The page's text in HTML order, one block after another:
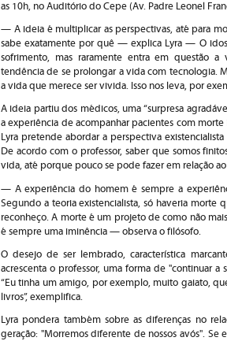
as 10h, no Auditório do Cepe (Av. Padre Leonel
— A ideia é multiplicar as perspectivas, até para
sabe exatamente por quê — explica Lyra — O
sofrimento, mas raramente entra em questão
tendência de se prolongar a vida com tecnologia.
a vida que merece ser vivida. Isso nos leva, por
A ideia partiu dos médicos, uma “surpresa
a experiência de acompanhar pacientes com
Lyra pretende abordar a perspectiva
De acordo com o professor, saber que somos
vida, até porque pouco se pode fazer em relação
— A experiência do homem é sempre a
Segundo a teoria existencialista, só haveria morte
reconheço. A morte é um projeto de como não
é sempre uma iminência — observa o filósofo.
O desejo de ser lembrado, característica
acrescenta o professor, uma forma de "continuar
“Eu tinha um amigo, por exemplo, muito gaiato,
livros”, exemplifica.
Lyra pondera também sobre as diferenças no
geração: "Morremos diferente de nossos avós".